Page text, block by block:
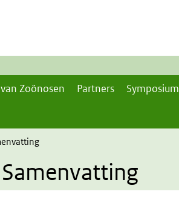
Zoönosen Partners
Symposium